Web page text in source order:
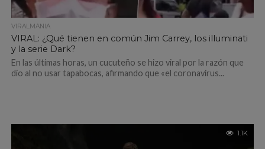
VIRALMANIA
VIRAL: ¿Qué tienen en común Jim Carrey, los illuminati
y la serie Dark?
En las últimas horas, un cucuteño se hizo viral por la razón que
dio al no usar tapabocas, afirmando que «el coronavirus...
1.1K